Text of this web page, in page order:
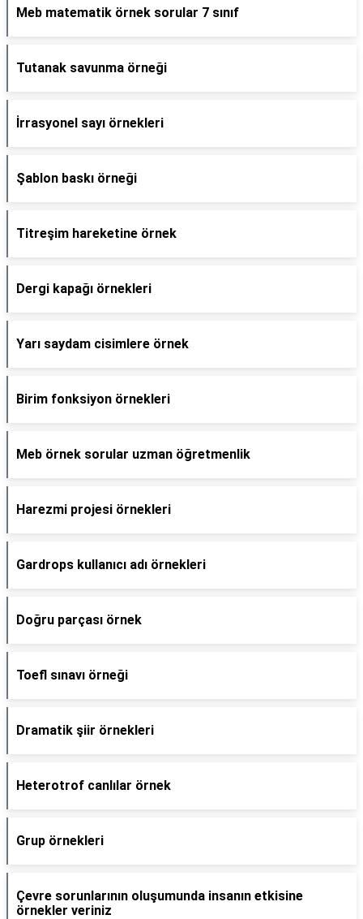
Meb matematik örnek sorular 7 sınıf
Tutanak savunma örneği
İrrasyonel sayı örnekleri
Şablon baskı örneği
Titreşim hareketine örnek
Dergi kapağı örnekleri
Yarı saydam cisimlere örnek
Birim fonksiyon örnekleri
Meb örnek sorular uzman öğretmenlik
Harezmi projesi örnekleri
Gardrops kullanıcı adı örnekleri
Doğru parçası örnek
Toefl sınavı örneği
Dramatik şiir örnekleri
Heterotrof canlılar örnek
Grup örnekleri
Çevre sorunlarının oluşumunda insanın etkisine
örnekler veriniz